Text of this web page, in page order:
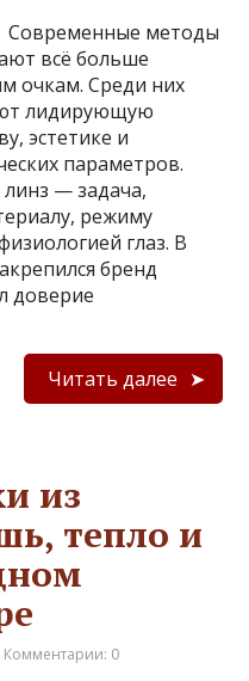
Современные методы
всё больше
очкам. Среди них
лидирующую
эстетике и
параметров.
— задача,
режиму
глаз. В
бренд
доверие
Читать далее
из
тепло и
Комментарии: 0